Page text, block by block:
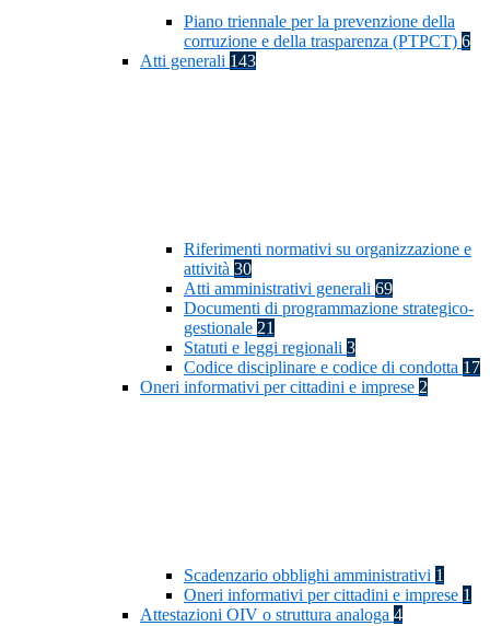
Piano triennale per la prevenzione della
corruzione e della trasparenza (PTPCT) 6
Atti generali 143
Riferimenti normativi su organizzazione e
attività 30
Atti amministrativi generali 69
Documenti di programmazione strategico-
gestionale 21
Statuti e leggi regionali 3
Codice disciplinare e codice di condotta 17
Oneri informativi per cittadini e imprese 2
Scadenzario obblighi amministrativi 1
Oneri informativi per cittadini e imprese 1
Attestazioni OIV o struttura analoga 4